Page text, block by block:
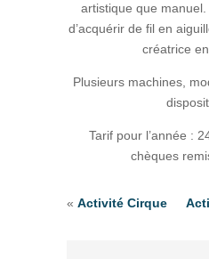
artistique que
d’acquérir de fil en
créatrice
Plusieurs machines,
Tarif pour l’année :
chèques
« Activité Cirque